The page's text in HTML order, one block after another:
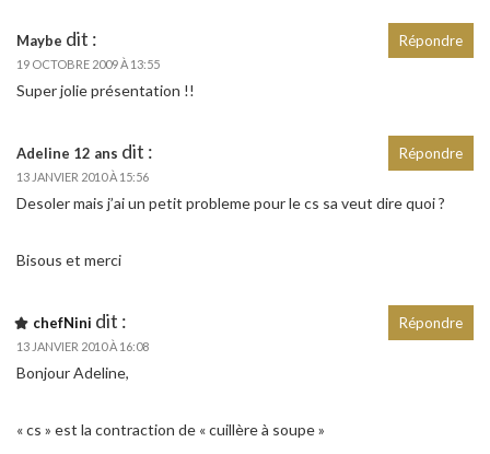
Maybe dit :
19 OCTOBRE 2009 À 13:55
Super jolie présentation !!
Répondre
Adeline 12 ans dit :
13 JANVIER 2010 À 15:56
Desoler mais j’ai un petit probleme pour le cs sa veut dire quoi ?
Bisous et merci
Répondre
chefNini dit :
13 JANVIER 2010 À 16:08
Bonjour Adeline,
« cs » est la contraction de « cuillère à soupe »
Répondre